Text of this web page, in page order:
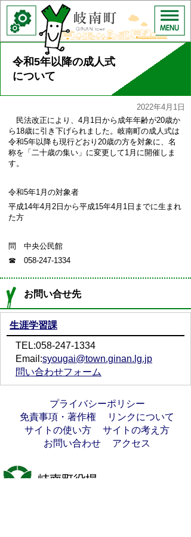
令和5年以降の成人式
について
2022年4月1日
民法改正により、4月1日から成年年齢が20歳か
ら18歳に引き下げられました。岐南町の成人式は
令和5年以降も現行どおり20歳の方を対象に、名
称を「二十歳の集い」に変更して1月に開催しま
す。
令和5年1月の対象者
平成14年4月2日から平成15年4月1日までに生まれ
た方
問 中央公民館
☎ 058-247-1334
お問い合せ先
生涯学習課
TEL:058-247-1334
Email:syougai@town.ginan.lg.jp
問い合わせフォーム
プライバシーポリシー
免責事項・著作権
リンクについて
サイトの使い方
サイトの考え方
お問い合わせ
アクセス